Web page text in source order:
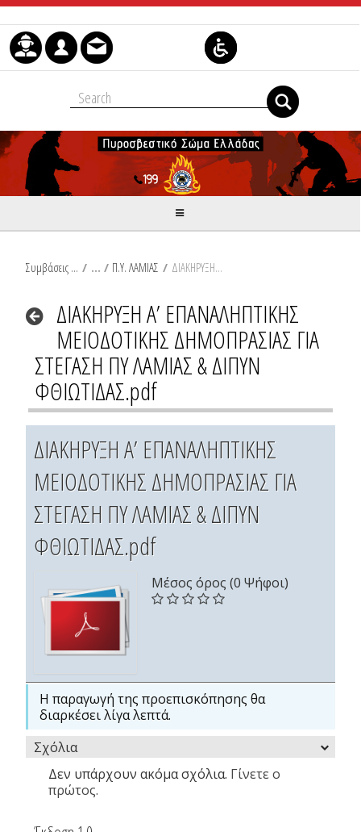
Μετάβαση στο περιεχόμενο
Συμβάσεις Διαβουλεύσεις Διαγωνισμοί / Π.Υ. ΛΑΜΙΑΣ / ΔΙΑΚΗΡΥΞΗ Α’ ΕΠΑΝΑΛΗΠΤΙΚΗΣ ΜΕΙΟΔΟΤΙΚΗΣ ΔΗΜΟΠΡΑΣΙΑΣ ΓΙΑ ΣΤΕΓΑΣΗ ΠΥ ΛΑΜΙΑΣ & ΔΙΠΥΝ ΦΘΙΩΤΙΔΑΣ.pdf
ΔΙΑΚΗΡΥΞΗ Α’ ΕΠΑΝΑΛΗΠΤΙΚΗΣ
ΜΕΙΟΔΟΤΙΚΗΣ ΔΗΜΟΠΡΑΣΙΑΣ ΓΙΑ
ΣΤΕΓΑΣΗ ΠΥ ΛΑΜΙΑΣ & ΔΙΠΥΝ
ΦΘΙΩΤΙΔΑΣ.pdf
ΔΙΑΚΗΡΥΞΗ Α’ ΕΠΑΝΑΛΗΠΤΙΚΗΣ
ΜΕΙΟΔΟΤΙΚΗΣ ΔΗΜΟΠΡΑΣΙΑΣ ΓΙΑ
ΣΤΕΓΑΣΗ ΠΥ ΛΑΜΙΑΣ & ΔΙΠΥΝ
ΦΘΙΩΤΙΔΑΣ.pdf
Μέσος όρος (0 Ψήφοι)
Η παραγωγή της προεπισκόπησης θα
διαρκέσει λίγα λεπτά.
Σχόλια
Δεν υπάρχουν ακόμα σχόλια. Γίνετε ο
πρώτος.